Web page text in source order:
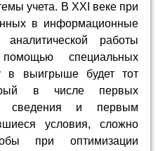
учета. В XXI веке при
в информационные
работы
специальных
в выигрыше будет тот
в числе первых
сведения и первым
условия, сложно
при оптимизации